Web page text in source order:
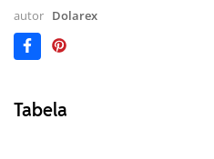
autor Dolarex
Tabela